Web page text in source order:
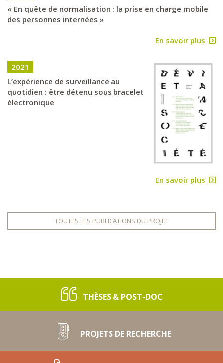
« En quête de normalisation : la prise en charge mobile
des personnes internées »
En savoir plus
En savoir plus
2021
L’expérience de surveillance au
quotidien : être détenu sous bracelet
électronique
TOUTES LES PUBLICATIONS DU PROJET
THÈSES & POST-DOC
PROJETS DE RECHERCHE